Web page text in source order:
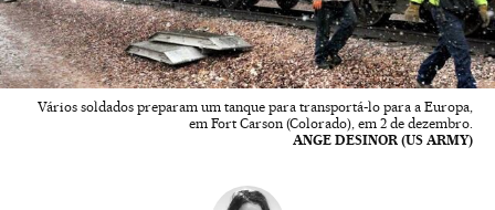
Vários soldados preparam um tanque para transportá-lo para a Europa,
em Fort Carson (Colorado), em 2 de dezembro.
ANGE DESINOR (US ARMY)